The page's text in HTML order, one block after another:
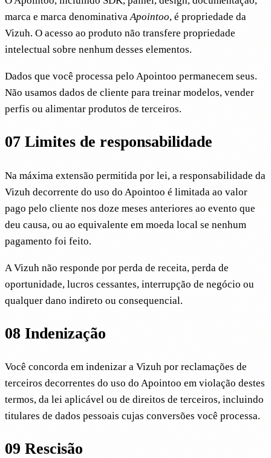
marca e marca denominativaApointoo, é propriedade da
Vizuh. O acesso ao produto não transfere propriedade
intelectual sobre nenhum desses elementos.
Dados que você processa pelo Apointoo permanecem seus.
Não usamos dados de cliente para treinar modelos, vender
perfis ou alimentar produtos de terceiros.
07 Limites de responsabilidade
Na máxima extensão permitida por lei, a responsabilidade da
Vizuh decorrente do uso do Apointoo é limitada ao valor
pago pelo cliente nos doze meses anteriores ao evento que
deu causa, ou ao equivalente em moeda local se nenhum
pagamento foi feito.
A Vizuh não responde por perda de receita, perda de
oportunidade, lucros cessantes, interrupção de negócio ou
qualquer dano indireto ou consequencial.
08 Indenização
Você concorda em indenizar a Vizuh por reclamações de
terceiros decorrentes do uso do Apointoo em violação destes
termos, da lei aplicável ou de direitos de terceiros, incluindo
titulares de dados pessoais cujas conversões você processa.
09 Rescisão